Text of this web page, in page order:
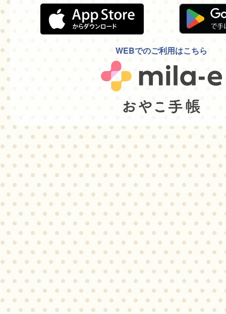
WEBでのご利用はこちら